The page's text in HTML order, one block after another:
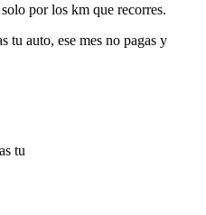
por los km que recorres.
tu auto, ese mes no pagas y
tu